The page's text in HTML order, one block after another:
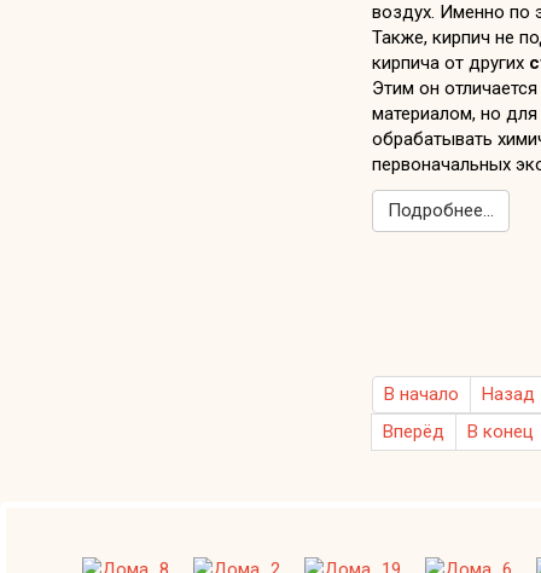
воздух. Именно по
Также, кирпич не
кирпича от других
Этим он
материалом, но
обрабатывать
первоначальных
Подробнее...
В начало
Назад
Вперёд
В конец